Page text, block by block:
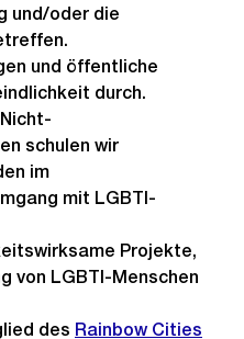
und/oder die
und öffentliche
durch.
schulen wir
im
mit LGBTI-
Projekte,
von LGBTI-Menschen
des Externer
Rainbow Cities